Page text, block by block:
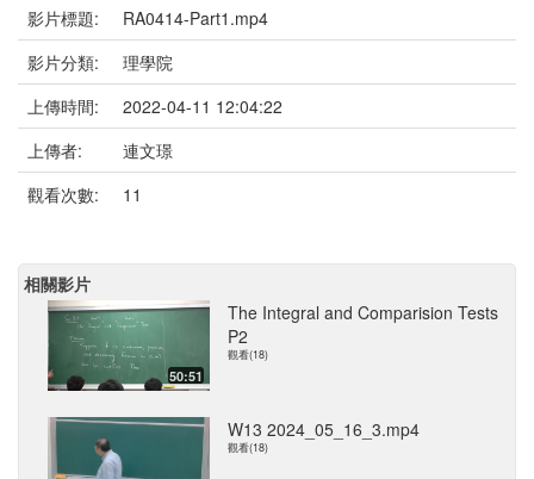
影片標題:
RA0414-Part1.mp4
影片分類:
理學院
上傳時間:
2022-04-11 12:04:22
上傳者:
連文璟
觀看次數:
11
相關影片
50:51
The Integral and Comparision Tests
P2
觀看(18)
W13 2024_05_16_3.mp4
觀看(18)